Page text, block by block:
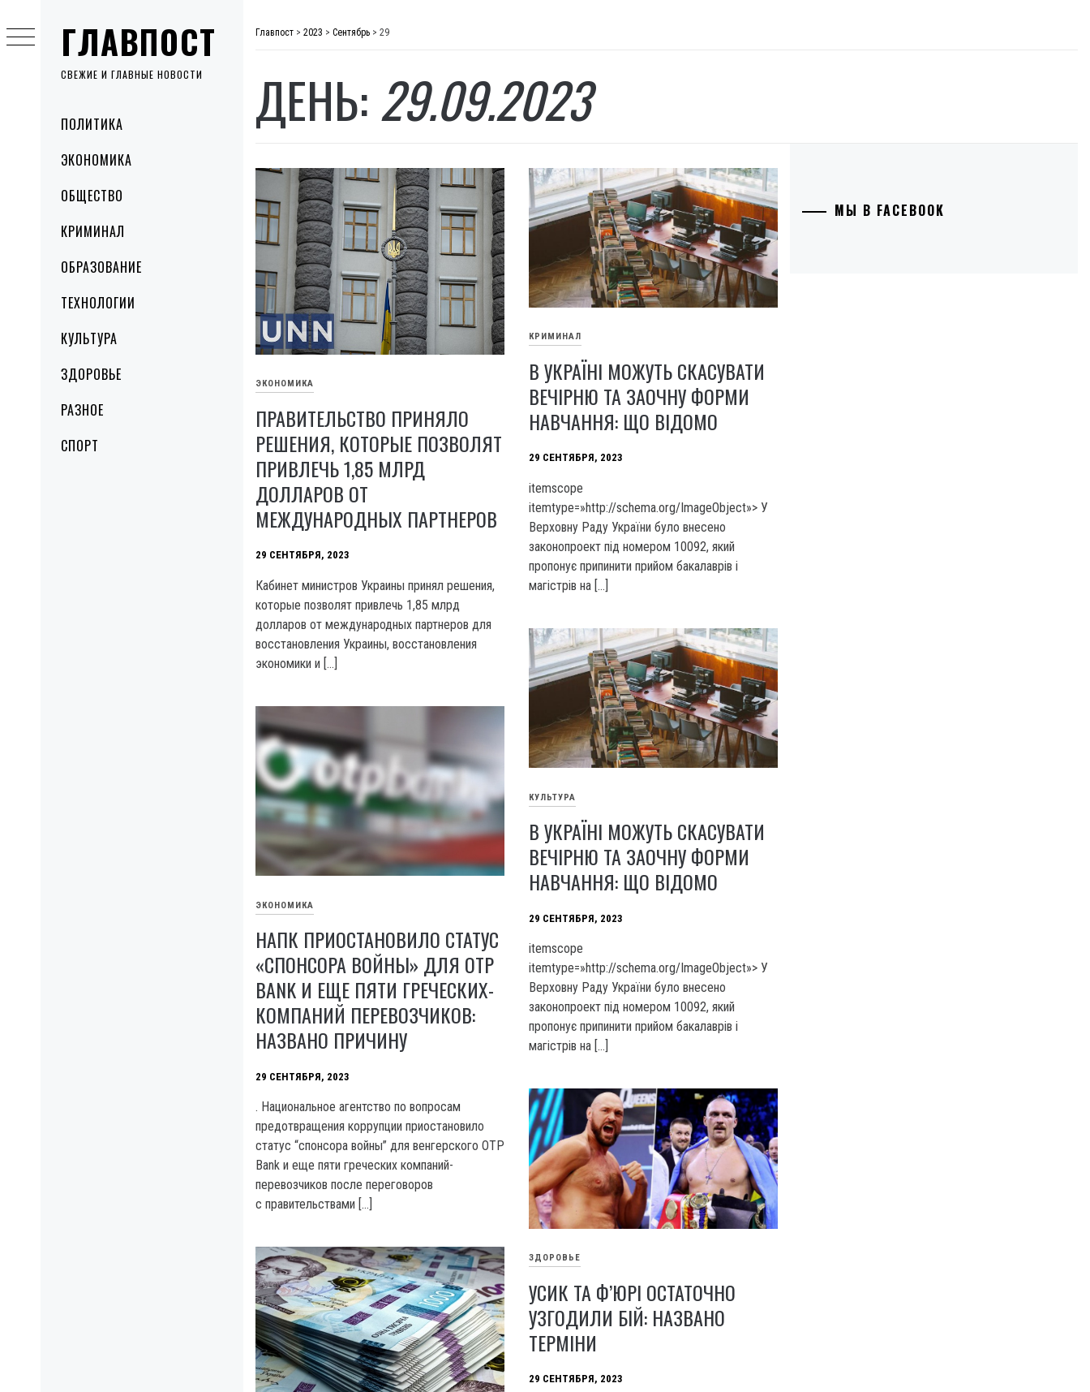
ГЛАВПОСТ
СВЕЖИЕ И ГЛАВНЫЕ НОВОСТИ
MenuПОЛИТИКА
ЭКОНОМИКА
ОБЩЕСТВО
КРИМИНАЛ
ОБРАЗОВАНИЕ
ТЕХНОЛОГИИ
КУЛЬТУРА
ЗДОРОВЬЕ
РАЗНОЕ
СПОРТ
to
content
Главпост > 2023 > Сентябрь > 29
ДЕНЬ:29.09.2023
ЭКОНОМИКА
ПРАВИТЕЛЬСТВО ПРИНЯЛО
РЕШЕНИЯ, КОТОРЫЕ ПОЗВОЛЯТ
ПРИВЛЕЧЬ 1,85 МЛРД
ДОЛЛАРОВ ОТ
МЕЖДУНАРОДНЫХ ПАРТНЕРОВ
29 СЕНТЯБРЯ, 2023
Кабинет министров Украины принял решения,
которые позволят привлечь 1,85 млрд
долларов от международных партнеров для
восстановления Украины, восстановления
экономики и […]
КРИМИНАЛ
В УКРАЇНІ МОЖУТЬ СКАСУВАТИ
ВЕЧІРНЮ ТА ЗАОЧНУ ФОРМИ
НАВЧАННЯ: ЩО ВІДОМО
29 СЕНТЯБРЯ, 2023
itemscope
itemtype=»http://schema.org/ImageObject»> У
Верховну Раду України було внесено
законопроект під номером 10092, який
пропонує припинити прийом бакалаврів і
магістрів на […]
КУЛЬТУРА
В УКРАЇНІ МОЖУТЬ СКАСУВАТИ
ВЕЧІРНЮ ТА ЗАОЧНУ ФОРМИ
НАВЧАННЯ: ЩО ВІДОМО
29 СЕНТЯБРЯ, 2023
itemscope
itemtype=»http://schema.org/ImageObject»> У
Верховну Раду України було внесено
законопроект під номером 10092, який
пропонує припинити прийом бакалаврів і
магістрів на […]
ЭКОНОМИКА
НАПК ПРИОСТАНОВИЛО СТАТУС
«СПОНСОРА ВОЙНЫ» ДЛЯ ОТР
BANK И ЕЩЕ ПЯТИ ГРЕЧЕСКИХ-
КОМПАНИЙ ПЕРЕВОЗЧИКОВ:
НАЗВАНО ПРИЧИНУ
29 СЕНТЯБРЯ, 2023
. Национальное агентство по вопросам
предотвращения коррупции приостановило
статус “спонсора войны” для венгерского ОТР
Bank и еще пяти греческих компаний-
перевозчиков после переговоров
с правительствами […]
ЗДОРОВЬЕ
УСИК ТА Ф’ЮРІ ОСТАТОЧНО
УЗГОДИЛИ БІЙ: НАЗВАНО
ТЕРМІНИ
29 СЕНТЯБРЯ, 2023
МЫ В FACEBOOK